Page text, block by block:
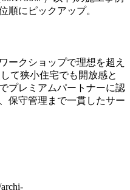
順にピックアップ。
ークショップで理想を超え
て狭小住宅でも開放感と
プレミアムパートナーに認
保守管理まで一貫したサー